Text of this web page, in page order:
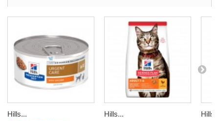
Hills... Hills...